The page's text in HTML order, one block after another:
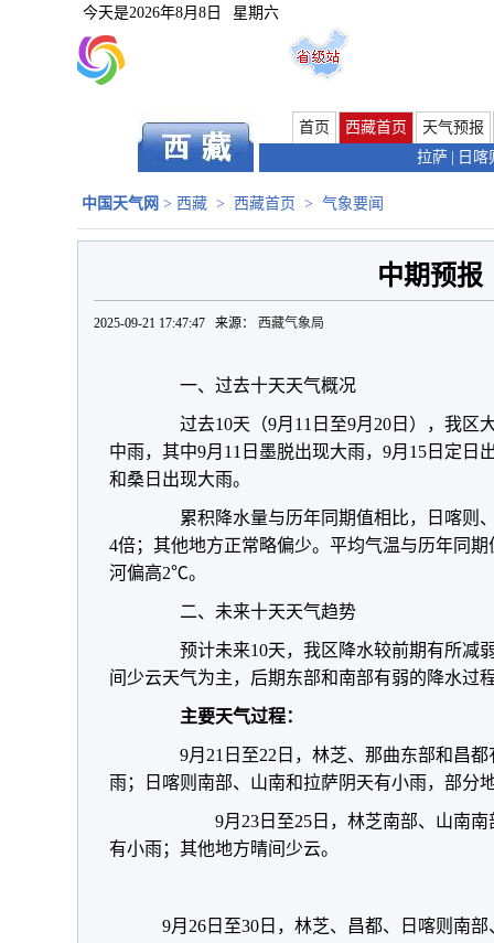
今天是2026年8月8日 星期六
首页 西藏首页
天气预报
拉萨
日喀
中国天气网 > 西藏 > 西藏首页 > 气象要闻
中期预报
2025-09-21 17:47:47 来源： 西藏气象局
一、过去十天天气概况
过去10天（9月11日至9月20日），我区
中雨，其中9月11日墨脱出现大雨，9月15日定日
和桑日出现大雨。
累积降水量与历年同期值相比，日喀则
4倍；其他地方正常略偏少。平均气温与历年同
河偏高2℃。
二、未来十天天气趋势
预计未来10天，我区降水较前期有所减弱
间少云天气为主，后期东部和南部有弱的降水过
主要天气过程：
9月21日至22日，林芝、那曲东部和昌都
雨；日喀则南部、山南和拉萨阴天有小雨，部分
9月23日至25日，林芝南部、山南南部
有小雨；其他地方晴间少云。
9月26日至30日，林芝、昌都、日喀则南